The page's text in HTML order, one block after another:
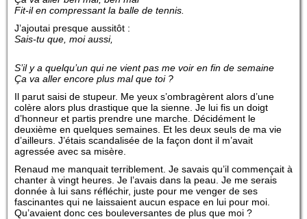
Fit-il en compressant la balle de tennis.
J’ajoutai presque aussitôt :
Sais-tu que, moi aussi,
S’il y a quelqu’un qui ne vient pas me voir en fin de semaine
Ça va aller encore plus mal que toi ?
Il parut saisi de stupeur. Me yeux s’ombragèrent alors d’une
colère alors plus drastique que la sienne. Je lui fis un doigt
d’honneur et partis prendre une marche. Décidément le
deuxième en quelques semaines. Et les deux seuls de ma vie
d’ailleurs. J’étais scandalisée de la façon dont il m’avait
agressée avec sa misère.
Renaud me manquait terriblement. Je savais qu’il commençait à
chanter à vingt heures. Je l’avais dans la peau. Je me serais
donnée à lui sans réfléchir, juste pour me venger de ses
fascinantes qui ne laissaient aucun espace en lui pour moi.
Qu’avaient donc ces bouleversantes de plus que moi ?